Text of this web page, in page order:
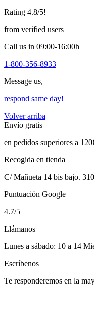
Rating 4.8/5!
from verified users
Call us in 09:00-16:00h
1-800-356-8933
Message us,
respond same day!
Volver arriba
Envío gratis
en pedidos superiores a
Recogida en tienda
C/ Mañueta 14 bis bajo.
Puntuación Google
4.7/5
Llámanos
Lunes a sábado: 10 a 14
Escríbenos
Te responderemos en la